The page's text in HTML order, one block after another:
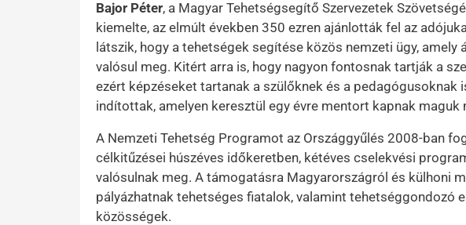
Bajor Péter, a Magyar Tehetségsegítő Szervezetek
kiemelte, az elmúlt években 350 ezren ajánlották fel az
látszik, hogy a tehetségek segítése közös nemzeti ügy, amely
valósul meg. Kitért arra is, hogy nagyon fontosnak tartják a
ezért képzéseket tartanak a szülőknek és a pedagógusoknak
indítottak, amelyen keresztül egy évre mentort kapnak maguk
A Nemzeti Tehetség Programot az Országgyűlés 2008-ban
célkitűzései húszéves időkeretben, kétéves cselekvési
valósulnak meg. A támogatásra Magyarországról és külhoni
pályázhatnak tehetséges fiatalok, valamint tehetséggondozó
közösségek.